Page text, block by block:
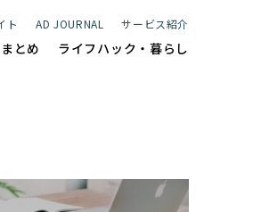
まとめ ライフハック・暮らし
ト AD JOURNAL サービス紹介